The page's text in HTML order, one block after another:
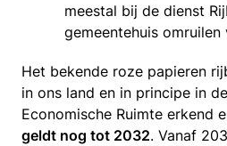
meestal bij de dienst
gemeentehuis
Het bekende roze papieren
in ons land en in principe in
Economische Ruimte erkend
geldt nog tot 2032. Vanaf